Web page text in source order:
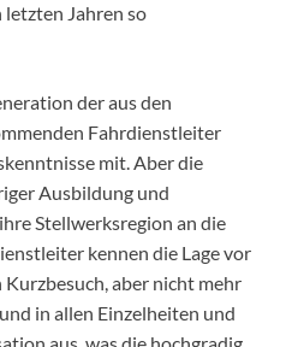
Jahren so
der aus den
Fahrdienstleiter
mit. Aber die
Ausbildung und
Stellwerksregion an die
kennen die Lage vor
aber nicht mehr
in allen Einzelheiten und